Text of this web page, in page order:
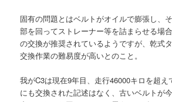
固有の問題とはベルトがオイルで膨張し、
部を回ってストレーナー等を詰まらせる場
の交換が推奨されているようですが、乾式
交換作業の難易度が高いとのこと。
我がC3は現在9年目、走行46000キロを超
にも交換された記述はなく、古いベルトが